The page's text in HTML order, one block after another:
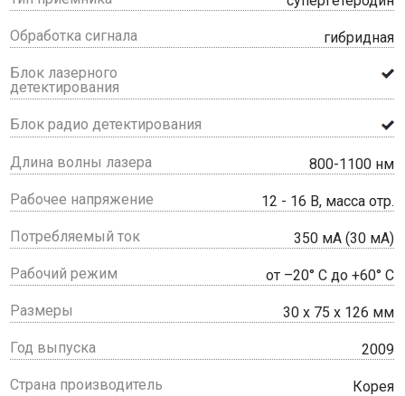
Обработка сигнала гибридная
Блок лазерного
детектирования
Блок радио детектирования
Длина волны лазера 800-1100 нм
Рабочее напряжение 12 - 16 В, масса отр.
Потребляемый ток 350 мА (30 мА)
Рабочий режим от –20° С до +60° С
Размеры 30 x 75 x 126 мм
Год выпуска 2009
Страна производитель Корея